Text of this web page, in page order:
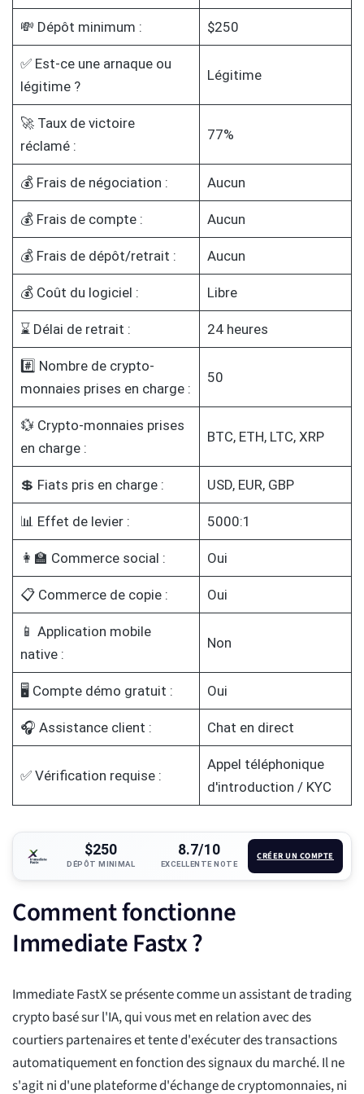
💸 Dépôt minimum : $250
✅ Est-ce une arnaque ou
légitime ?
Légitime
🚀 Taux de victoire
réclamé :
77%
💰 Frais de négociation : Aucun
💰 Frais de compte : Aucun
💰 Frais de dépôt/retrait : Aucun
💰 Coût du logiciel : Libre
⌛ Délai de retrait : 24 heures
#️⃣ Nombre de crypto-
monnaies prises en charge :
50
💱 Crypto-monnaies prises
en charge :
BTC, ETH, LTC, XRP
💲 Fiats pris en charge : USD, EUR, GBP
📊 Effet de levier : 5000:1
👩‍🏫 Commerce social : Oui
📋 Commerce de copie : Oui
📱 Application mobile
native :
Non
🖥️ Compte démo gratuit : Oui
🎧 Assistance client : Chat en direct
✅ Vérification requise :
Appel téléphonique
d'introduction / KYC
$250
DÉPÔT MINIMAL
8.7/10
EXCELLENTE NOTE
CRÉER UN COMPTE
Comment fonctionne
Immediate Fastx ?
Immediate FastX se présente comme un assistant de trading
crypto basé sur l'IA, qui vous met en relation avec des
courtiers partenaires et tente d'exécuter des transactions
automatiquement en fonction des signaux du marché. Il ne
s'agit ni d'une plateforme d'échange de cryptomonnaies, ni